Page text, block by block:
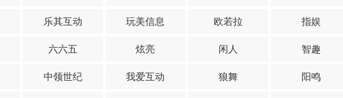
乐其互动 玩美信息 欧若拉 指娱
六六五 炫亮 闲人 智趣
中领世纪 我爱互动 狼舞 阳鸣